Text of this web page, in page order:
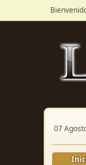
07